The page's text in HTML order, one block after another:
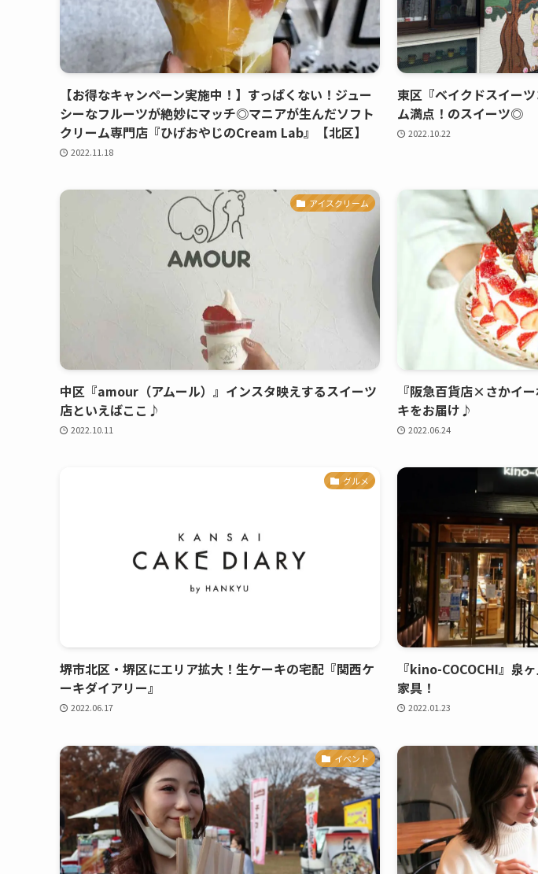
【お得なキャンペーン実施中！】すっぱくない！ジュー
シーなフルーツが絶妙にマッチ◎マニアが生んだソフト
クリーム専門店『ひげおやじのCream Lab』【北区】
2022.11.18
東区『ベイクドスイー
ム満点！のスイーツ◎
2022.10.22
アイスクリーム
中区『amour（アムール）』インスタ映えするスイーツ
店といえばここ♪
2022.10.11
『阪急百貨店×さかイ
キをお届け♪
2022.06.24
グルメ
堺市北区・堺区にエリア拡大！生ケーキの宅配『関西ケ
ーキダイアリー』
2022.06.17
『kino-COCOCHI』泉
家具！
2022.01.23
イベント